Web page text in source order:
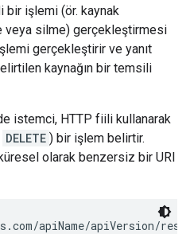
bir işlemi (ör. kaynak
veya silme) gerçekleştirmesi
gerçekleştirir ve yanıt
kaynağın bir temsili
istemci, HTTP fiili kullanarak
DELETE ) bir işlem belirtir.
olarak benzersiz bir URI
apiName/apiVersion/